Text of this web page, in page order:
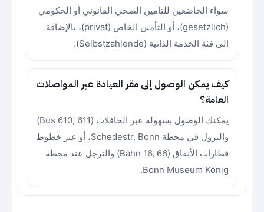
سواء الخاضعين للتأمين الصحي القانوني أو الحكومي
(gesetzlich)، أو التأمين الخاص (privat)، بالإضافة
إلى فئة الخدمة الذاتية (Selbstzahlende).
كيف يمكن الوصول إلى مقر العيادة عبر المواصلات
العامة؟
يمكنك الوصول بسهولة عبر الحافلات (Bus 610, 611)
والنزول في محطة Schedestr. Bonn، أو عبر خطوط
قطارات الأنفاق (Bahn 16, 66) والترجل عند محطة
Bonn Museum König.